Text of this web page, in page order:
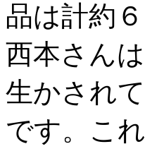
品は計約
西本さん
生かされ
です。こ